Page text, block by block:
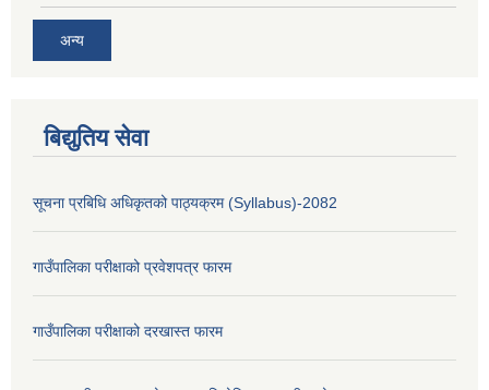
अन्य
बिद्युतिय सेवा
सूचना प्रबिधि अधिकृतको पाठ्यक्रम (Syllabus)-2082
गाउँपालिका परीक्षाको प्रवेशपत्र फारम
गाउँपालिका परीक्षाको दरखास्त फारम